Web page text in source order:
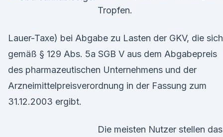
Tropfen.
Lauer-Taxe) bei Abgabe zu Lasten der GKV, die sich
gemäß § 129 Abs. 5a SGB V aus dem Abgabepreis
des pharmazeutischen Unternehmens und der
Arzneimittelpreisverordnung in der Fassung zum
31.12.2003 ergibt.
Die meisten Nutzer stellen das